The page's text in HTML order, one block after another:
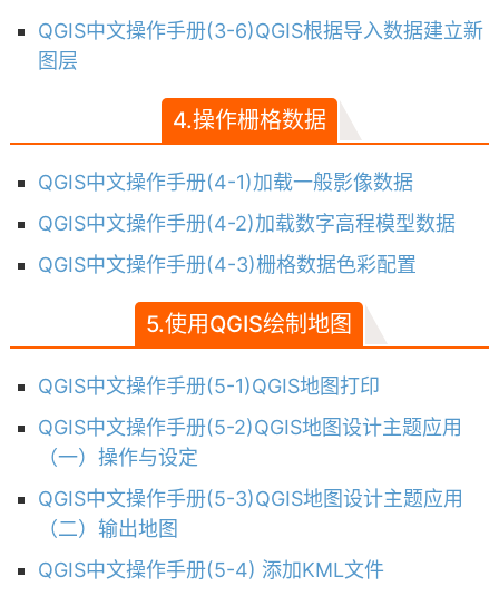
QGIS中文操作手册(3-6)QGIS根据导入数据建立新
图层
4.操作栅格数据
QGIS中文操作手册(4-1)加载一般影像数据
QGIS中文操作手册(4-2)加载数字高程模型数据
QGIS中文操作手册(4-3)栅格数据色彩配置
5.使用QGIS绘制地图
QGIS中文操作手册(5-1)QGIS地图打印
QGIS中文操作手册(5-2)QGIS地图设计主题应用
（一）操作与设定
QGIS中文操作手册(5-3)QGIS地图设计主题应用
（二）输出地图
QGIS中文操作手册(5-4) 添加KML文件